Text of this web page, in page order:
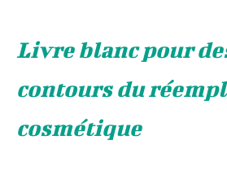
Livre blanc pour
contours du
cosmétique